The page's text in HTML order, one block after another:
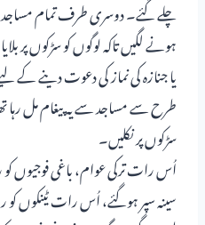
چلے گئے۔ دوسری طرف تمام مساجد
ہونے لگیں تاکہ لوگوں کو سڑکوں پر
یا جنازہ کی نماز کی دعوت دینے
طرح سے مساجد سے یہ پیغام مل رہا
سڑکوں پر نکلیں۔
اُس رات ترکی عوام، باغی فوجیوں
سینہ سپر ہوگئے، اُس رات ٹینکوں